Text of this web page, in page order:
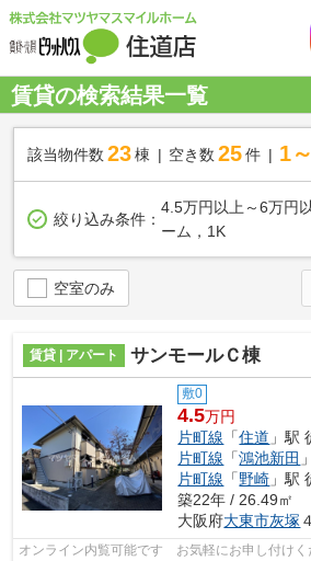
賃貸の検索結果一覧
該当物件数 23棟 空き数 25 件 1
絞り込み条件：
4.5万円以上～6万円
ーム，1K
空室のみ
賃貸 | アパート サンモールＣ棟
敷0
4.5万円
片町線 「住道 」駅
片町線 「鴻池新田
片町線 「野崎 」駅
築22年 / 26.49㎡
大阪府大東市灰塚
オンライン内覧可能です お気軽にお申し付けく